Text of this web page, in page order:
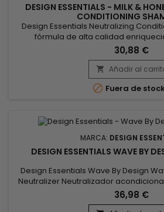
DESIGN ESSENTIALS - MILK &
CONDITIONING
Design Essentials Neutralizing
fórmula de alta calidad
intensamente hidratantes y un
champú neutralizante Design
neutralizar y revitalizar el cabello
champú elimina todo rastro de
indicador rosa
30,88 €
 Añadir al
 Fuera de
MARCA: DESIGN
DESIGN ESSENTIALS WAVE BY
Design Essentials Wave By Design
Neutralizer Neutralizador
Wave By Design Wave Lock Wave
fórmula avanzada que funciona
36,98 €